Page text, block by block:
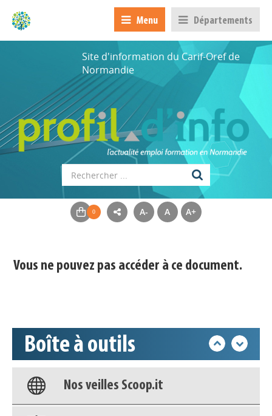
Menu Départements
Site d'information du Carif-Oref de
Normandie
A- A A+
Vous ne pouvez pas accéder à ce document.
Boîte à outils
Appels à projets
Déposer une actu !
Base documentaire
Nos veilles Scoop.it